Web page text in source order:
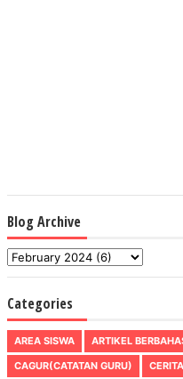
Blog Archive
Categories
AREA SISWA ARTIKEL
CAGUR(CATATAN GURU)